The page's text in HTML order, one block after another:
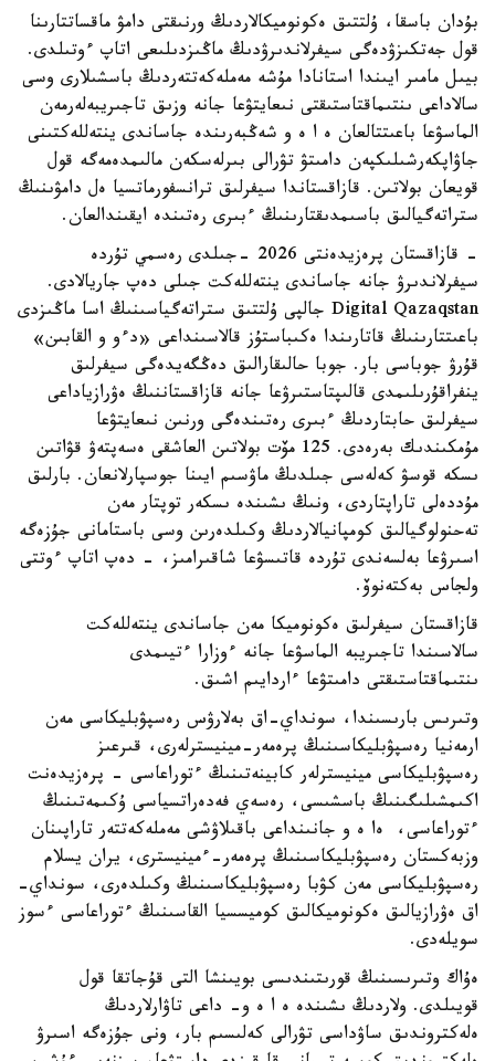
بۇدان باسقا، ۇلتتىق ەكونوميكالاردىڭ ورنىقتى دامۋ ماقساتتارىنا
قول جەتكىزۋدەگى سيفرلاندىرۋدىڭ ماڭىزدىلىعى اتاپ ءوتىلدى.
بيىل مامىر ايىندا استانادا مۇشە مەملەكەتتەردىڭ باسشىلارى وسى
سالاداعى ىنتىماقتاستىقتى نىعايتۋعا جانە وزىق تاجىريبەلەرمەن
الماسۋعا باعىتتالعان ە ا ە و شەڭبەرىندە جاساندى ينتەللەكتىنى
جاۋاپكەرشىلىكپەن دامىتۋ تۋرالى بىرلەسكەن مالىمدەمەگە قول
قويعان بولاتىن. قازاقستاندا سيفرلىق ترانسفورماتسيا ەل دامۋىنىڭ
ستراتەگيالىق باسىمدىقتارىنىڭ ءبىرى رەتىندە ايقىندالعان.
- قازاقستان پرەزيدەنتى 2026 -جىلدى رەسمي تۇردە
سيفرلاندىرۋ جانە جاساندى ينتەللەكت جىلى دەپ جاريالادى.
Digital Qazaqstan جالپى ۇلتتىق ستراتەگياسىنىڭ اسا ماڭىزدى
باعىتتارىنىڭ قاتارىندا ەكىباستۇز قالاسىنداعى «دءو و القابىن»
قۇرۋ جوباسى بار. جوبا حالىقارالىق دەڭگەيدەگى سيفرلىق
ينفراقۇرىلىمدى قالىپتاستىرۋعا جانە قازاقستاننىڭ ەۋرازياداعى
سيفرلىق حابتاردىڭ ءبىرى رەتىندەگى ورنىن نىعايتۋعا
مۇمكىندىك بەرەدى. 125 مۆت بولاتىن العاشقى ەسەپتەۋ قۋاتىن
ىسكە قوسۋ كەلەسى جىلدىڭ ماۋسىم ايىنا جوسپارلانعان. بارلىق
مۇددەلى تاراپتاردى، ونىڭ ىشىندە ىسكەر توپتار مەن
تەحنولوگيالىق كومپانيالاردىڭ وكىلدەرىن وسى باستامانى جۇزەگە
اسىرۋعا بەلسەندى تۇردە قاتىسۋعا شاقىرامىز، - دەپ اتاپ ءوتتى
ولجاس بەكتەنوۆ.
قازاقستان سيفرلىق ەكونوميكا مەن جاساندى ينتەللەكت
سالاسىندا تاجىريبە الماسۋعا جانە ءوزارا ءتيىمدى
ىنتىماقتاستىقتى دامىتۋعا ءاردايىم اشىق.
وتىرىس بارىسىندا، سونداي-اق بەلارۋس رەسپۋبليكاسى مەن
ارمەنيا رەسپۋبليكاسىنىڭ پرەمەر-مينيسترلەرى، قىرعىز
رەسپۋبليكاسى مينيسترلەر كابينەتىنىڭ ءتوراعاسى - پرەزيدەنت
اكىمشىلىگىنىڭ باسشىسى، رەسەي فەدەراتسياسى ۇكىمەتىنىڭ
ءتوراعاسى، ەا ە و جانىنداعى باقىلاۋشى مەملەكەتتەر تاراپىنان
وزبەكستان رەسپۋبليكاسىنىڭ پرەمەر-ءمينيسترى، يران يسلام
رەسپۋبليكاسى مەن كۋبا رەسپۋبليكاسىنىڭ وكىلدەرى، سونداي-
اق ەۋرازيالىق ەكونوميكالىق كوميسسيا القاسىنىڭ ءتوراعاسى ءسوز
سويلەدى.
ەۇاك وتىرىسىنىڭ قورىتىندىسى بويىنشا التى قۇجاتقا قول
قويىلدى. ولاردىڭ ىشىندە ە ا ە و- داعى تاۋارلاردىڭ
ەلەكتروندىق ساۋداسى تۋرالى كەلىسىم بار، ونى جۇزەگە اسىرۋ